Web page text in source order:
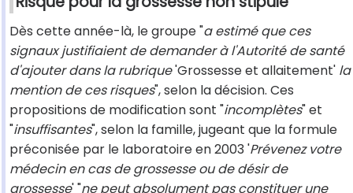
Dès cette année-là, le groupe "a estimé que ces
signaux justifiaient de demander à l'Autorité de santé
d'ajouter dans la rubrique'Grossesse et allaitement' la
mention de ces risques", selon la décision. Ces
propositions de modification sont "incomplètes" et
"insuffisantes", selon la famille, jugeant que la formule
préconisée par le laboratoire en 2003 'Prévenez votre
médecin en cas de grossesse ou de désir de
grossesse' "ne peut absolument pas constituer une